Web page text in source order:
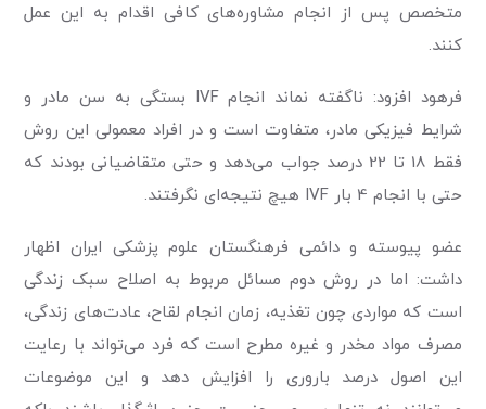
متخصص پس از انجام مشاوره‌های کافی اقدام به این عمل
کنند.
فرهود افزود: ناگفته نماند انجام IVF بستگی به سن مادر و
شرایط فیزیکی مادر، متفاوت است و در افراد معمولی این روش
فقط 18 تا 22 درصد جواب می‌دهد و حتی متقاضیانی بودند که
حتی با انجام 4 بار IVF هیچ نتیجه‌ای نگرفتند.
عضو پیوسته و دائمی فرهنگستان علوم پزشکی ایران اظهار
داشت: اما در روش دوم مسائل مربوط به اصلاح سبک زندگی
است که مواردی چون تغذیه، ‌زمان انجام لقاح، عادت‌های زندگی،
مصرف مواد مخدر و غیره مطرح است که فرد می‌تواند با رعایت
این اصول درصد باروری را افزایش دهد و این موضوعات